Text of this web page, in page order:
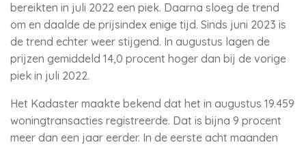
bereikten in juli 2022 een piek. Daarna sloeg de trend
om en daalde de prijsindex enige tijd. Sinds juni 2023 is
de trend echter weer stijgend. In augustus lagen de
prijzen gemiddeld 14,0 procent hoger dan bij de vorige
piek in juli 2022.
Het Kadaster maakte bekend dat het in augustus 19.459
woningtransacties registreerde. Dat is bijna 9 procent
meer dan een jaar eerder. In de eerste acht maanden